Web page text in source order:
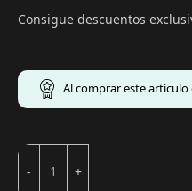
Consigue descuentos
Al comprar este